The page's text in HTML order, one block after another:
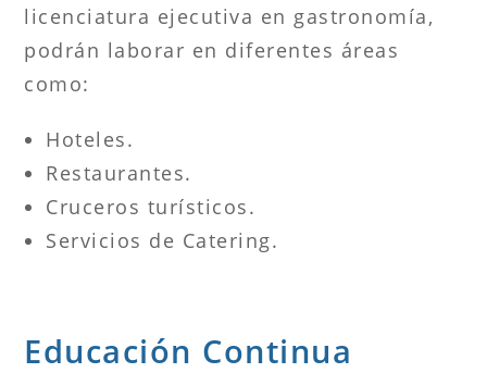
licenciatura ejecutiva en gastronomía,
podrán laborar en diferentes áreas
como:
Hoteles.
Restaurantes.
Cruceros turísticos.
Servicios de Catering.
Educación Continua